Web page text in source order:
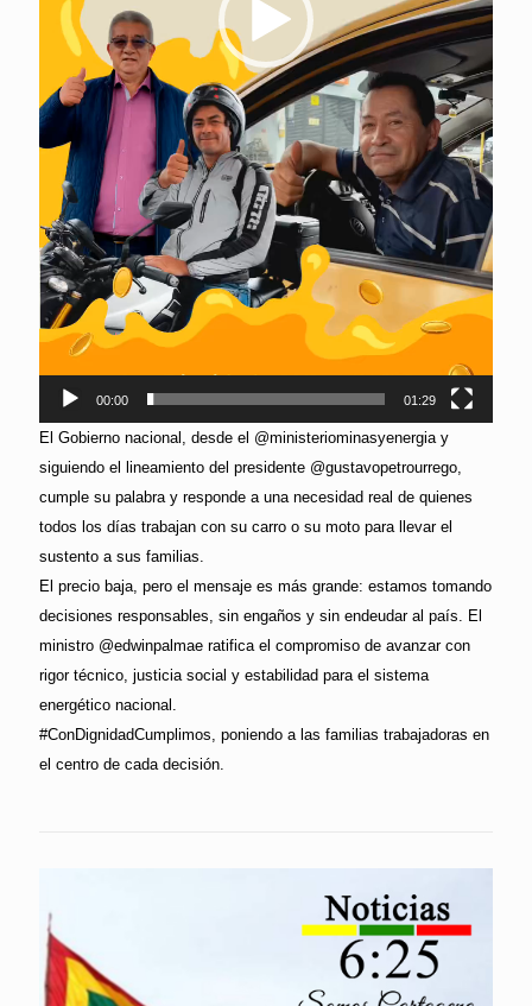
00:00 01:29
El Gobierno nacional, desde el @ministeriominasyenergia y
siguiendo el lineamiento del presidente @gustavopetrourrego,
cumple su palabra y responde a una necesidad real de quienes
todos los días trabajan con su carro o su moto para llevar el
sustento a sus familias.
El precio baja, pero el mensaje es más grande: estamos tomando
decisiones responsables, sin engaños y sin endeudar al país. El
ministro @edwinpalmae ratifica el compromiso de avanzar con
rigor técnico, justicia social y estabilidad para el sistema
energético nacional.
#ConDignidadCumplimos, poniendo a las familias trabajadoras en
el centro de cada decisión.